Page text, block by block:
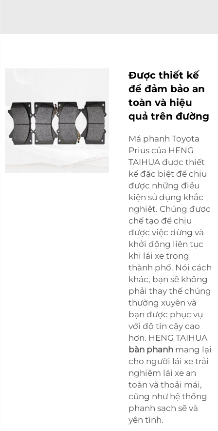
Được thiết kế
để đảm bảo an
toàn và hiệu
quả trên đường
Má phanh Toyota
Prius của HENG
TAIHUA được thiết
kế đặc biệt để chịu
được những điều
kiện sử dụng khắc
nghiệt. Chúng được
chế tạo để chịu
được việc dừng và
khởi động liên tục
khi lái xe trong
thành phố. Nói cách
khác, bạn sẽ không
phải thay thế chúng
thường xuyên và
bạn được phục vụ
với độ tin cậy cao
hơn. HENG TAIHUA
bàn phanh mang lại
cho người lái xe trải
nghiệm lái xe an
toàn và thoải mái,
cũng như hệ thống
phanh sạch sẽ và
yên tĩnh.